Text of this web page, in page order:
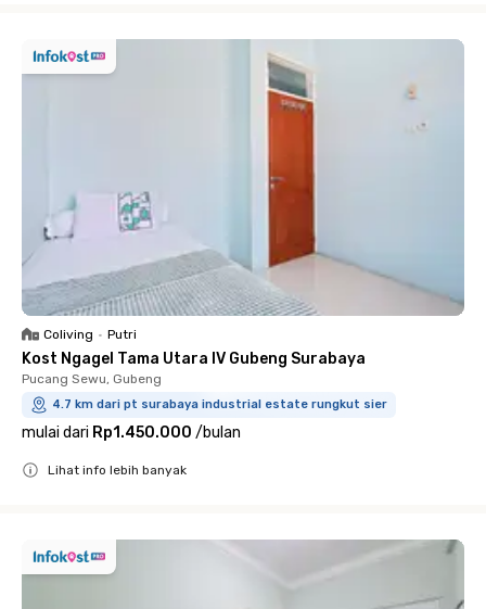
Coliving • Putri
Kost Ngagel Tama Utara IV Gubeng Surabaya
Pucang Sewu, Gubeng
4.7 km dari pt surabaya industrial estate rungkut sier
mulai dari Rp1.450.000 /bulan
Lihat info lebih banyak